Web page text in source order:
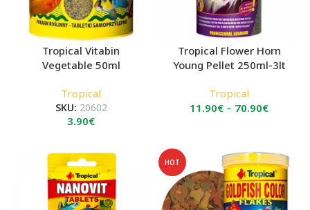
Tropical Vitabin
Vegetable 50ml
Tropical
SKU: 20602
3.90€
Tropical Flower Horn
Young Pellet 250ml-3lt
Tropical
11.90€ – 70.90€Price
through
70.90€
HOT